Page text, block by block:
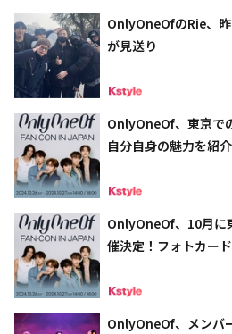
OnlyOneOfのRie、
が見送り
OnlyOneOf、東京で
自分自身の魅力を紹介
OnlyOneOf、10月に
催決定！フォトカー
OnlyOneOf、メンバ